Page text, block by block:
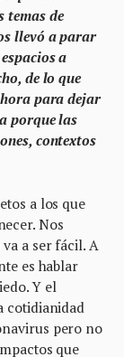
temas de
llevó a parar
a
de lo que
para dejar
porque las
contextos
a los que
Nos
a ser fácil. A
es hablar
Y el
cotidianidad
pero no
que